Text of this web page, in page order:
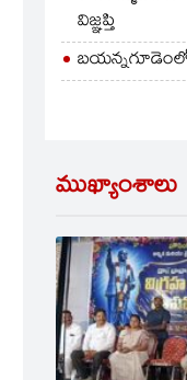
విజ్ఞప్తి
ముఖ్యాంశాలు